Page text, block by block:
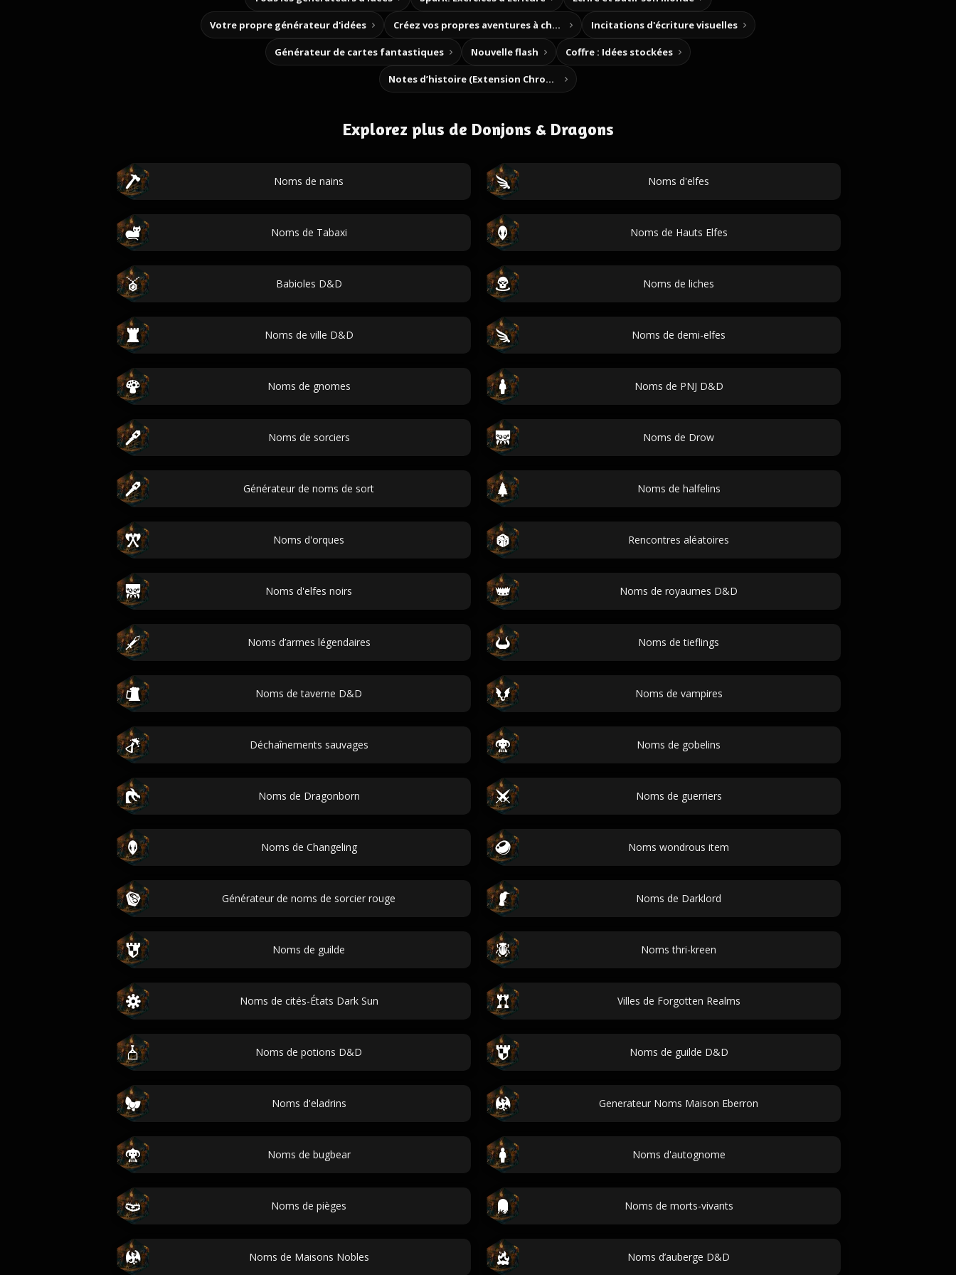
Votre propre générateur d'idées Créez vos propres aventures à choix Incitations d'écriture visuelles
Générateur de cartes fantastiques Nouvelle flash Coffre : Idées stockées
Notes d’histoire (Extension Chrome)
Explorez plus de Donjons & Dragons
Noms de nains Noms d'elfes
Noms de Tabaxi Noms de Hauts Elfes
Babioles D&D Noms de liches
Noms de ville D&D Noms de demi-elfes
Noms de gnomes Noms de PNJ D&D
Noms de sorciers Noms de Drow
Générateur de noms de sort Noms de halfelins
Noms d'orques Rencontres aléatoires
Noms d'elfes noirs Noms de royaumes D&D
Noms d’armes légendaires Noms de tieflings
Noms de taverne D&D Noms de vampires
Déchaînements sauvages Noms de gobelins
Noms de Dragonborn Noms de guerriers
Noms de Changeling Noms wondrous item
Générateur de noms de sorcier rouge Noms de Darklord
Noms de guilde Noms thri-kreen
Noms de cités-États Dark Sun Villes de Forgotten Realms
Noms de potions D&D Noms de guilde D&D
Noms d'eladrins Generateur Noms Maison Eberron
Noms de bugbear Noms d'autognome
Noms de pièges Noms de morts-vivants
Noms de Maisons Nobles Noms d’auberge D&D